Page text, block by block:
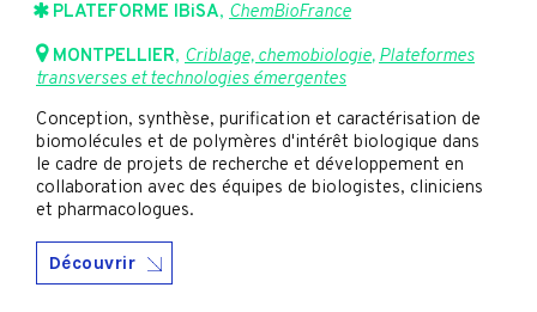
PLATEFORME IBiSA, ChemBioFrance
MONTPELLIER, Criblage, chemobiologie,Plateformes
transverses et technologies émergentes
Conception, synthèse, purification et caractérisation de
biomolécules et de polymères d'intérêt biologique dans
le cadre de projets de recherche et développement en
collaboration avec des équipes de biologistes, cliniciens
et pharmacologues.
Découvrir